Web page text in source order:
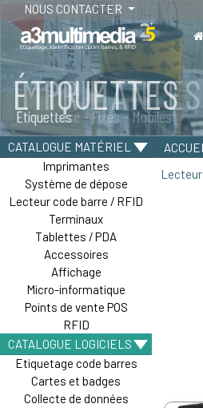
NOUS CONTACTER
Étiqueteuse - Fixes - Mobiles
CATALOGUE MATÉRIEL
Imprimantes
Système de dépose
Lecteur code barre / RFID
Terminaux
Tablettes / PDA
Accessoires
Affichage
Micro-informatique
Points de vente POS
RFID
CATALOGUE LOGICIELS
Etiquetage code barres
Cartes et badges
Collecte de données